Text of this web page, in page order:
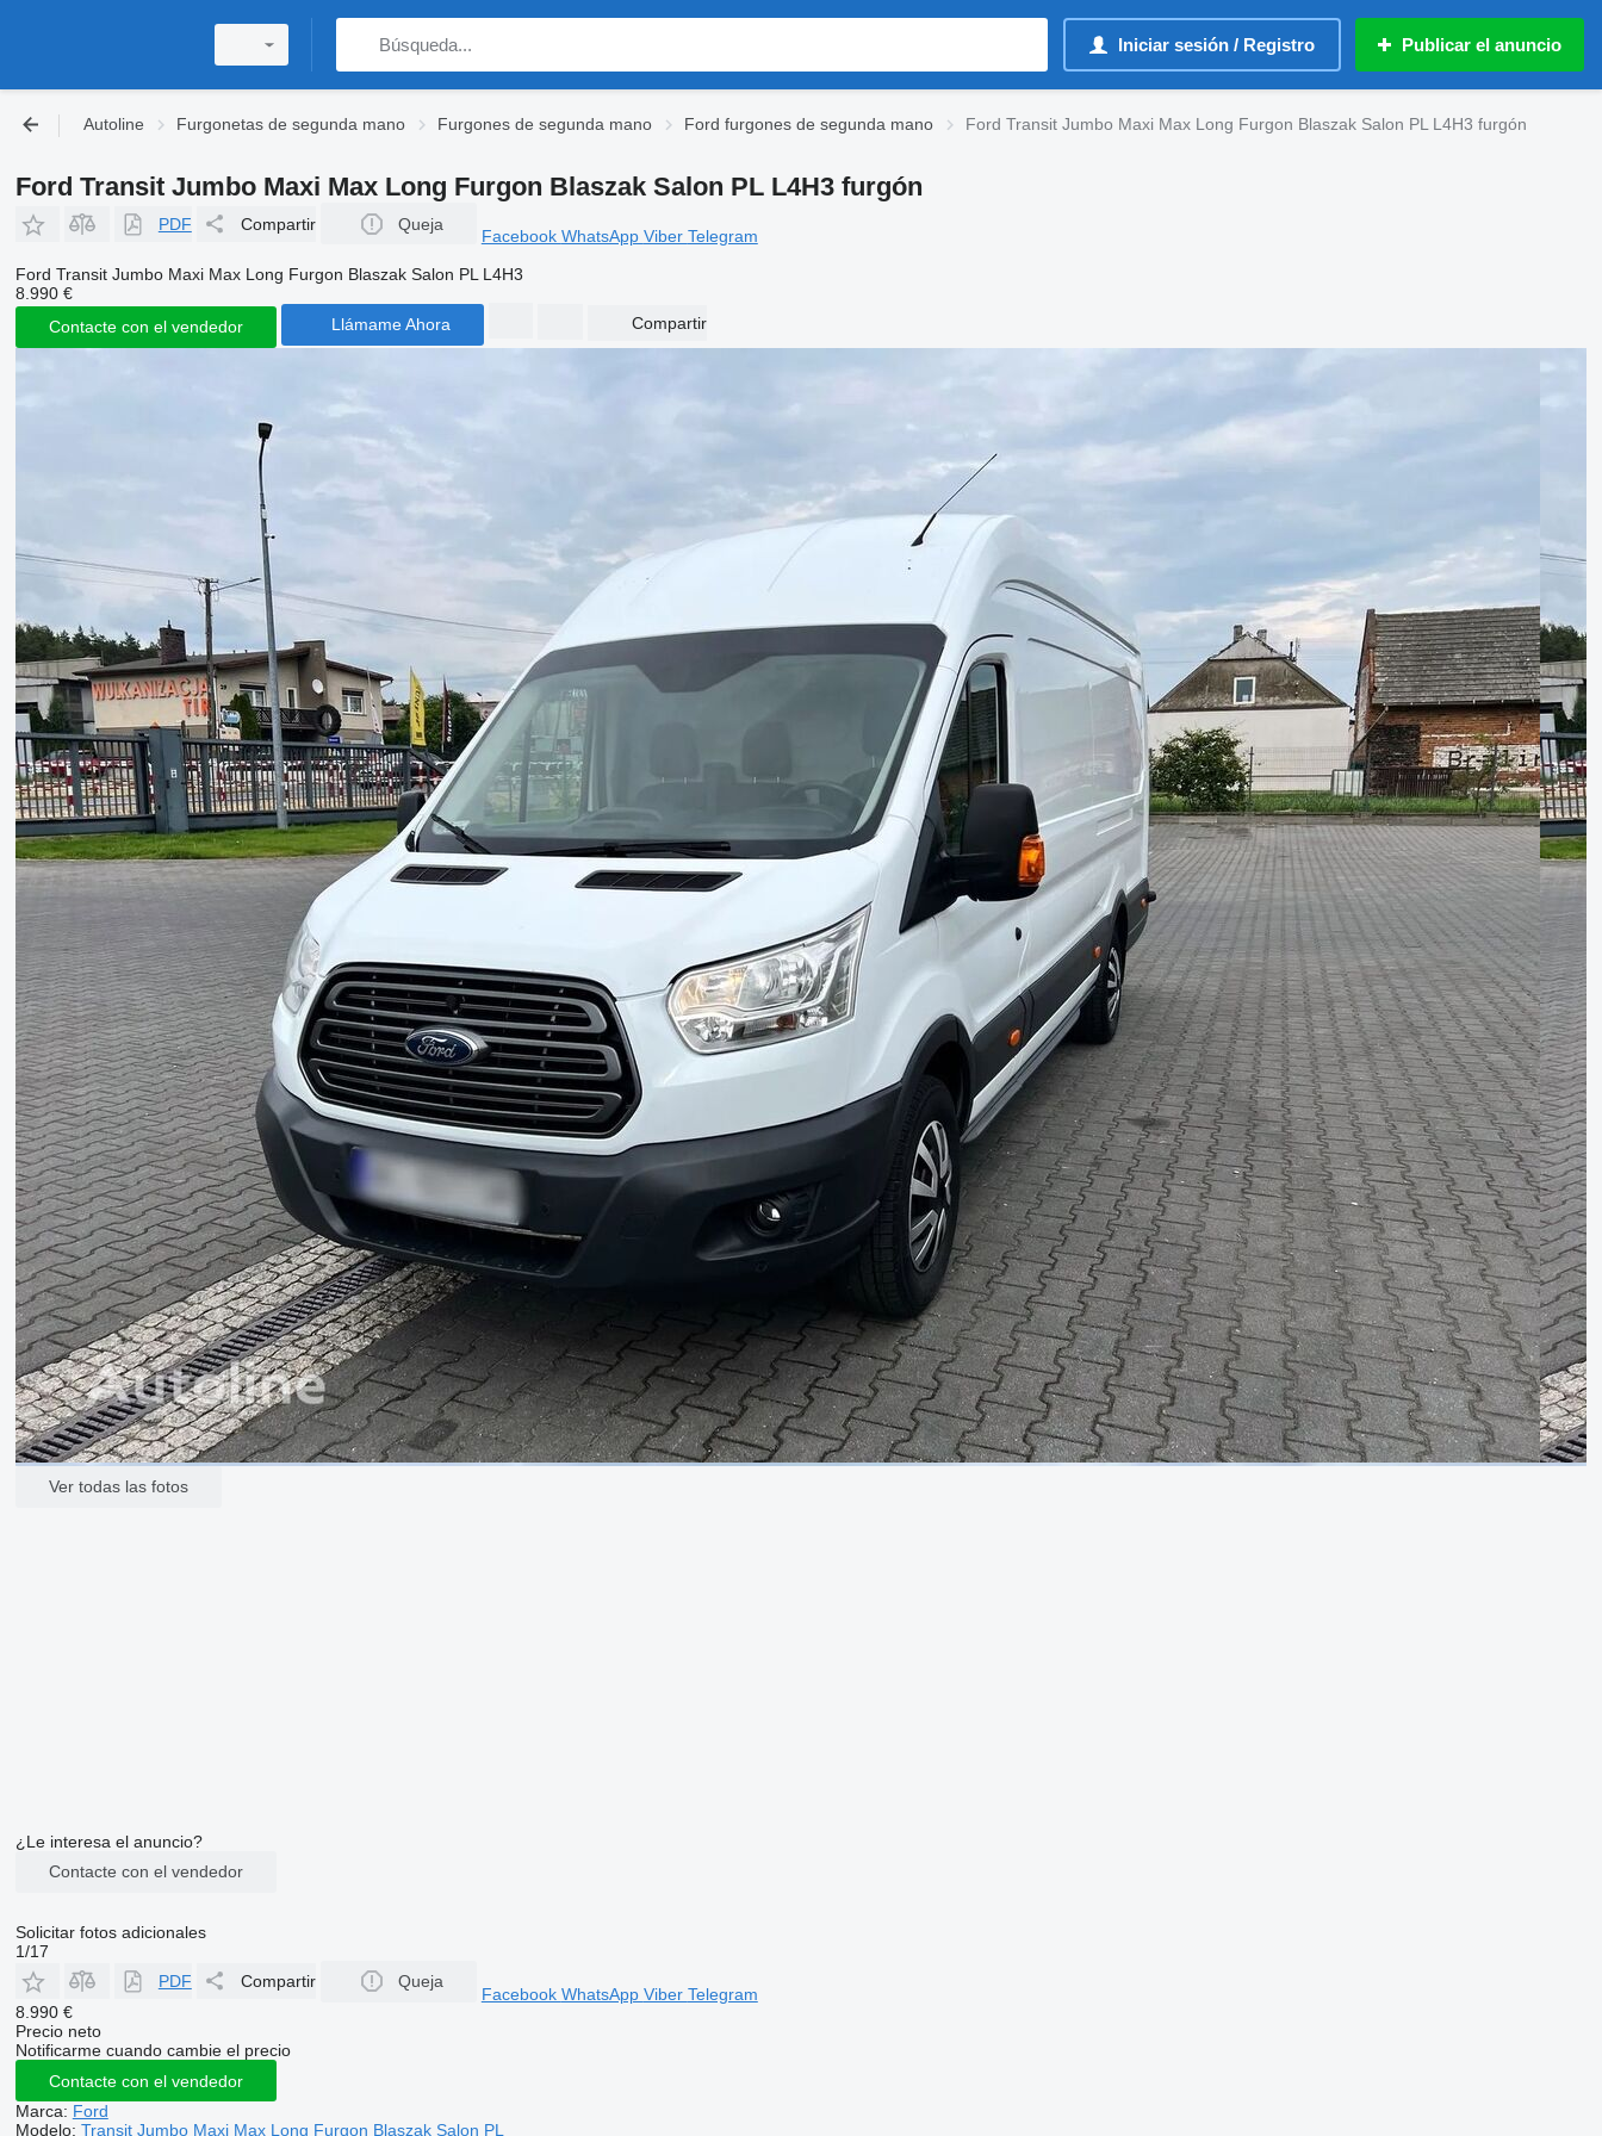
Iniciar sesión / Registro Publicar el anuncio
Autoline Furgonetas de segunda mano Furgones de segunda mano Ford furgones de segunda mano Ford Transit Jumbo Maxi Max Long Furgon Blaszak Salon PL L4H3 furgón
Ford Transit Jumbo Maxi Max Long Furgon Blaszak Salon PL L4H3 furgón
PDF Compartir Queja
Facebook WhatsApp Viber Telegram
Ford Transit Jumbo Maxi Max Long Furgon Blaszak Salon PL L4H3
8.990 €
Contacte con el vendedor
Llámame Ahora Compartir
Ver todas las fotos
¿Le interesa el anuncio?
Contacte con el vendedor
Solicitar fotos adicionales
1/17
PDF
Compartir Queja
Facebook WhatsApp Viber Telegram
8.990 €
Precio neto
Notificarme cuando cambie el precio
Contacte con el vendedor
Marca: Ford
Modelo: Transit Jumbo Maxi Max Long Furgon Blaszak Salon PL